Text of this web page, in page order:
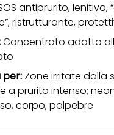
antiprurito, lenitiva,
ristrutturante,
Concentrato adatto
per: Zone irritate dalla
a prurito intenso;
corpo, palpebre